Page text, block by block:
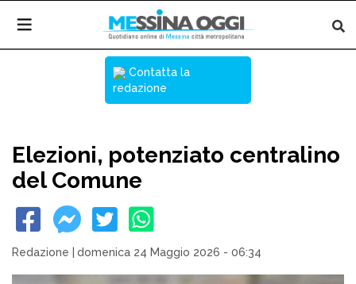
Contatta la
redazione
Elezioni, potenziato centralino
del Comune
Redazione domenica 24 Maggio 2026 - 06:34